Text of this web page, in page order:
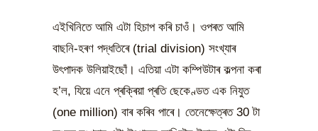
এইখিনিতে আমি এটা হিচাপ কৰি চাওঁ। ওপৰত আমি
বাছনি-হৰণ পদ্ধতিৰে (trial division) সংখ্যাৰ
উৎপাদক উলিয়াইছোঁ। এতিয়া এটা কম্পিউটাৰ কল্পনা কৰা
হ’ল, যিয়ে এনে প্ৰক্ৰিয়া প্ৰতি ছেকেণ্ডত এক নিযুত
(one million) বাৰ কৰিব পাৰে। তেনেক্ষেত্ৰত 30 টা